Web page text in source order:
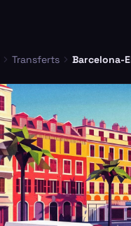
Transferts Barcelona-